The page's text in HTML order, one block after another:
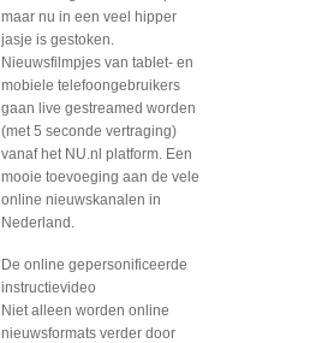
maar nu in een veel hipper
jasje is gestoken.
Nieuwsfilmpjes van tablet- en
mobiele telefoongebruikers
gaan live gestreamed worden
(met 5 seconde vertraging)
vanaf het NU.nl platform. Een
mooie toevoeging aan de vele
online nieuwskanalen in
Nederland.
De online gepersonificeerde
instructievideo
Niet alleen worden online
nieuwsformats verder door